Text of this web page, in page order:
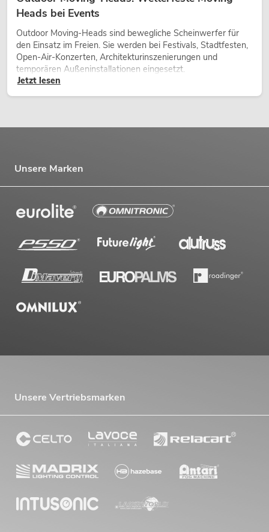
Heads bei Events
Outdoor Moving-Heads sind bewegliche Scheinwerfer für
den Einsatz im Freien. Sie werden bei Festivals, Stadtfesten,
Open-Air-Konzerten, Architekturinszenierungen und
temporären Außeninstallationen eingesetzt.
Jetzt lesen
Unsere Marken
Unsere Vertriebsmarken